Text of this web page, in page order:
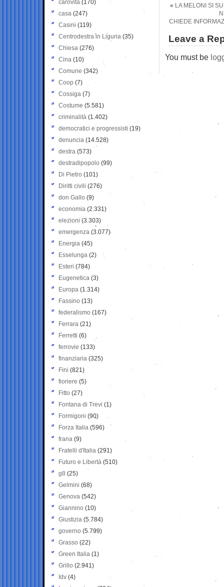
« LA MELONI SI
CHIEDE
Leave a
You must be
carovita (170)
casa (247)
Casini (119)
Centrodestra in Liguria (35)
Chiesa (276)
Cina (10)
Comune (342)
Coop (7)
Cossiga (7)
Costume (5.581)
criminalità (1.402)
democratici e progressisti (19)
denuncia (14.528)
destra (573)
destradipopolo (99)
Di Pietro (101)
Diritti civili (276)
don Gallo (9)
economia (2.331)
elezioni (3.303)
emergenza (3.077)
Energia (45)
Esselunga (2)
Esteri (784)
Eugenetica (3)
Europa (1.314)
Fassino (13)
federalismo (167)
Ferrara (21)
Ferretti (6)
ferrovie (133)
finanziaria (325)
Fini (821)
fioriere (5)
Fitto (27)
Fontana di Trevi (1)
Formigoni (90)
Forza Italia (596)
frana (9)
Fratelli d'Italia (291)
Futuro e Libertà (510)
g8 (25)
Gelmini (68)
Genova (542)
Giannino (10)
Giustizia (5.784)
governo (5.799)
Grasso (22)
Green Italia (1)
Grillo (2.941)
Idv (4)